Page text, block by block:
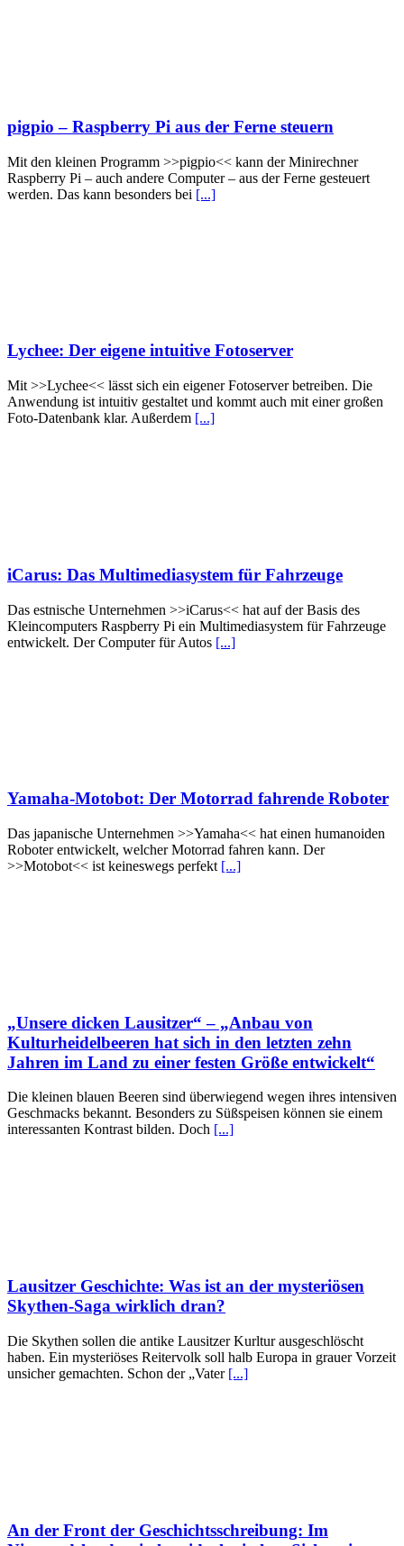
pigpio – Raspberry Pi aus der Ferne steuern
Mit den kleinen Programm >>pigpio<< kann der Minirechner
Raspberry Pi – auch andere Computer – aus der Ferne gesteuert
werden. Das kann besonders bei [...]
Lychee: Der eigene intuitive Fotoserver
Mit >>Lychee<< lässt sich ein eigener Fotoserver betreiben. Die
Anwendung ist intuitiv gestaltet und kommt auch mit einer großen
Foto-Datenbank klar. Außerdem [...]
iCarus: Das Multimediasystem für Fahrzeuge
Das estnische Unternehmen >>iCarus<< hat auf der Basis des
Kleincomputers Raspberry Pi ein Multimediasystem für Fahrzeuge
entwickelt. Der Computer für Autos [...]
Yamaha-Motobot: Der Motorrad fahrende Roboter
Das japanische Unternehmen >>Yamaha<< hat einen humanoiden
Roboter entwickelt, welcher Motorrad fahren kann. Der
>>Motobot<< ist keineswegs perfekt [...]
„Unsere dicken Lausitzer“ – „Anbau von
Kulturheidelbeeren hat sich in den letzten zehn
Jahren im Land zu einer festen Größe entwickelt“
Die kleinen blauen Beeren sind überwiegend wegen ihres intensiven
Geschmacks bekannt. Besonders zu Süßspeisen können sie einem
interessanten Kontrast bilden. Doch [...]
Lausitzer Geschichte: Was ist an der mysteriösen
Skythen-Saga wirklich dran?
Die Skythen sollen die antike Lausitzer Kurltur ausgeschlöscht
haben. Ein mysteriöses Reitervolk soll halb Europa in grauer Vorzeit
unsicher gemachten. Schon der „Vater [...]
An der Front der Geschichtsschreibung: Im